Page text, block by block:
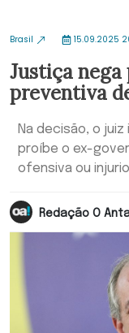
Brasil 15.09.2025
Justiça
preventiva
Na decisão, o
proíbe o ex-
ofensiva ou
Redação O